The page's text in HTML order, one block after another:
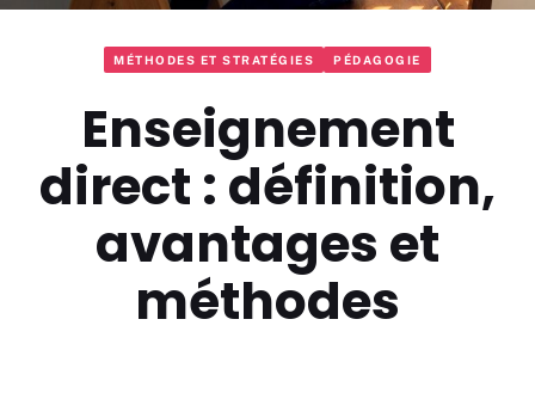
MÉTHODES ET STRATÉGIES PÉDAGOGIE
Enseignement
direct : définition,
avantages et
méthodes